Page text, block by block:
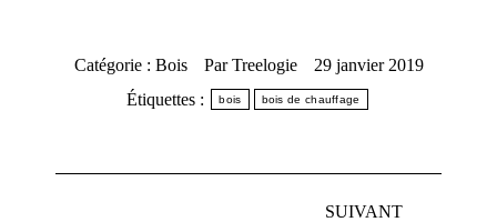
Catégorie : Bois ParTreelogie
29 janvier 2019
Étiquettes :
bois bois de chauffage
SUIVANT